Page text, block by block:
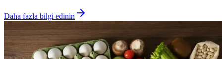
Daha fazla bilgi edinin